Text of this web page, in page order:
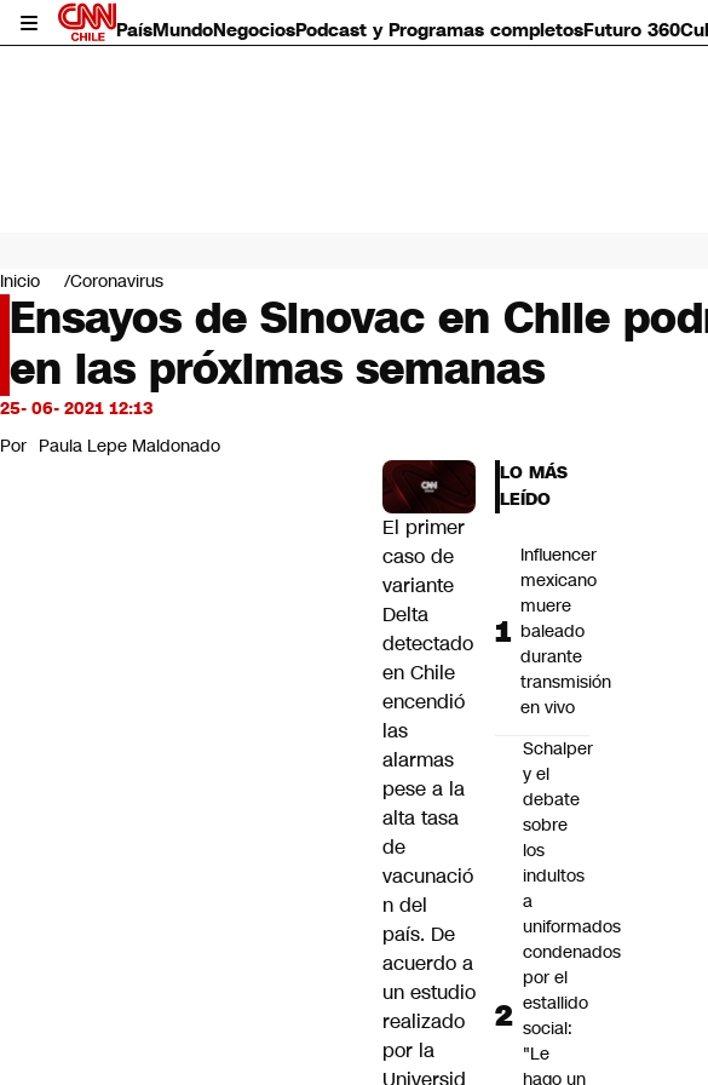
PaísMundoNegociosPodcast y Programas completosFuturo 360
Mundo
Negocios
Deportes
Programas completos
Cultura
Servicios
Bits
CNN Data
Inicio Coronavirus
Ensayos de Sinovac en Chile
en las próximas semanas
25- 06- 2021 12:13
Por Paula Lepe Maldonado
El primer
caso de
variante
Delta
detectado
en Chile
encendió
las
alarmas
pese a la
alta tasa
de
vacunació
n del
país. De
acuerdo a
un estudio
realizado
por la
Universid
LO MÁS
LEÍDO
Influencer
mexicano
muere
baleado
durante
transmisión
en vivo
Schalper
y el
debate
sobre
los
indultos
a
uniformados
condenados
por el
estallido
social:
"Le
hago un